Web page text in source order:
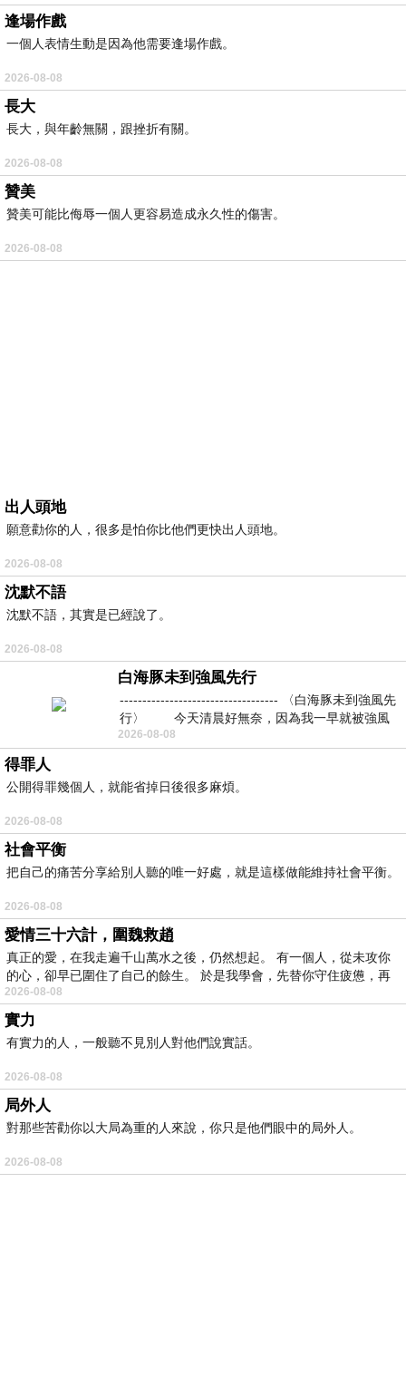
逢場作戲
一個人表情生動是因為他需要逢場作戲。
2026-08-08
長大
長大，與年齡無關，跟挫折有關。
2026-08-08
贊美
贊美可能比侮辱一個人更容易造成永久性的傷害。
2026-08-08
出人頭地
願意勸你的人，很多是怕你比他們更快出人頭地。
2026-08-08
沈默不語
沈默不語，其實是已經說了。
2026-08-08
白海豚未到強風先行
----------------------------------- 〈白海豚未到強風先
行〉 今天清晨好無奈，因為我一早就被強風
2026-08-08
得罪人
公開得罪幾個人，就能省掉日後很多麻煩。
2026-08-08
社會平衡
把自己的痛苦分享給別人聽的唯一好處，就是這樣做能維持社會平衡。
2026-08-08
愛情三十六計，圍魏救趙
真正的愛，在我走遍千山萬水之後，仍然想起。 有一個人，從未攻你
的心，卻早已圍住了自己的餘生。 於是我學會，先替你守住疲憊，再
2026-08-08
實力
有實力的人，一般聽不見別人對他們說實話。
2026-08-08
局外人
對那些苦勸你以大局為重的人來說，你只是他們眼中的局外人。
2026-08-08